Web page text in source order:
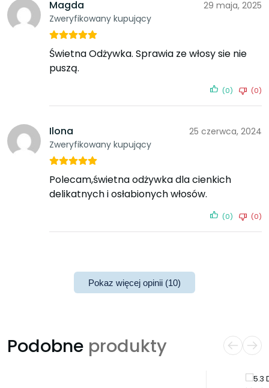
Magda
Zweryfikowany kupujący
29 maja, 2025
Świetna Odżywka. Sprawia ze włosy sie nie
puszą.
(0) (0)
Ilona
Zweryfikowany kupujący
25 czerwca, 2024
Polecam,świetna odżywka dla cienkich
delikatnych i osłabionych włosów.
(0) (0)
Pokaz więcej opinii (10)
Podobne produkty